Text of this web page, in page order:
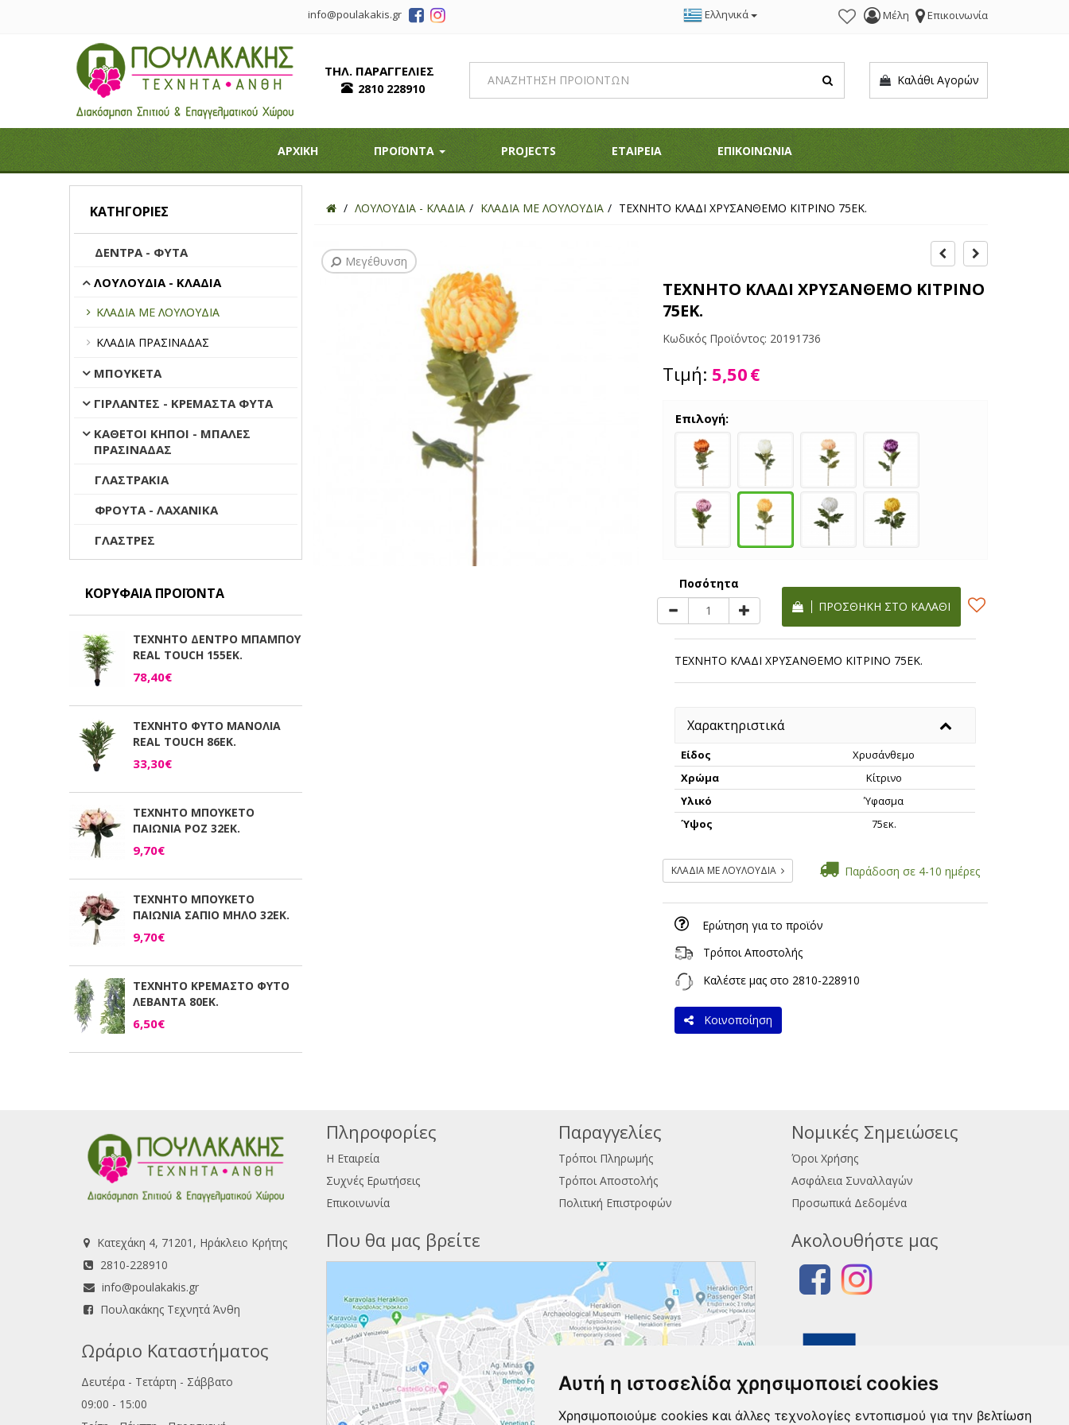
Αυτή η ιστοσελίδα χρησιμοποιεί cookies
Χρησιμοποιούμε cookies και άλλες τεχνολογίες εντοπισμού για την βελτίωση
info@poulakakis.gr Ελληνικά Μέλη Επικοινωνία
ΤΗΛ. ΠΑΡΑΓΓΕΛΙΕΣ
2810 228910
Καλάθι Αγορών
ΑΡΧΙΚΗ ΠΡΟΪΟΝΤΑ PROJECTS ΕΤΑΙΡΕΙΑ ΕΠΙΚΟΙΝΩΝΙΑ
ΚΑΤΗΓΟΡΊΕΣ
ΔΕΝΤΡΑ - ΦΥΤΑ
ΛΟΥΛΟΥΔΙΑ - ΚΛΑΔΙΑ
ΚΛΑΔΙΑ ΜΕ ΛΟΥΛΟΥΔΙΑ
ΚΛΑΔΙΑ ΠΡΑΣΙΝΑΔΑΣ
ΜΠΟΥΚΕΤΑ
ΓΙΡΛΑΝΤΕΣ - ΚΡΕΜΑΣΤΑ ΦΥΤΑ
ΚΑΘΕΤΟΙ ΚΗΠΟΙ - ΜΠΑΛΕΣ
ΠΡΑΣΙΝΑΔΑΣ
ΓΛΑΣΤΡΑΚΙΑ
ΦΡΟΥΤΑ - ΛΑΧΑΝΙΚΑ
ΓΛΑΣΤΡΕΣ
ΚΟΡΥΦΑΊΑ ΠΡΟΪΌΝΤΑ
ΤΕΧΝΗΤΟ ΔΕΝΤΡΟ ΜΠΑΜΠΟΥ
REAL TOUCH 155ΕΚ.
78,40€
ΤΕΧΝΗΤΟ ΦΥΤΟ ΜΑΝΟΛΙΑ
REAL TOUCH 86ΕΚ.
33,30€
ΤΕΧΝΗΤΟ ΜΠΟΥΚΕΤΟ
ΠΑΙΩΝΙΑ ΡΟΖ 32ΕΚ.
9,70€
ΤΕΧΝΗΤΟ ΜΠΟΥΚΕΤΟ
ΠΑΙΩΝΙΑ ΣΑΠΙΟ ΜΗΛΟ 32ΕΚ.
9,70€
ΤΕΧΝΗΤΟ ΚΡΕΜΑΣΤΟ ΦΥΤΟ
ΛΕΒΑΝΤΑ 80ΕΚ.
6,50€
ΛΟΥΛΟΥΔΙΑ - ΚΛΑΔΙΑ ΚΛΑΔΙΑ ΜΕ ΛΟΥΛΟΥΔΙΑ ΤΕΧΝΗΤΟ ΚΛΑΔΙ ΧΡΥΣΑΝΘΕΜΟ ΚΙΤΡΙΝΟ 75ΕΚ.
Μεγέθυνση
ΤΕΧΝΗΤΟ ΚΛΑΔΙ ΧΡΥΣΑΝΘΕΜΟ ΚΙΤΡΙΝΟ
75ΕΚ.
Κωδικός Προϊόντος: 20191736
Τιμή: 5,50€
Επιλογή:
Ποσότητα
ΠΡΟΣΘΉΚΗ ΣΤΟ ΚΑΛΆΘΙ
ΤΕΧΝΗΤΟ ΚΛΑΔΙ ΧΡΥΣΑΝΘΕΜΟ ΚΙΤΡΙΝΟ 75ΕΚ.
Χαρακτηριστικά
Είδος
Χρυσάνθεμο
Χρώμα
Κίτρινο
Υλικό
Ύφασμα
Ύψος
75εκ.
ΚΛΑΔΙΑ ΜΕ ΛΟΥΛΟΥΔΙΑ Παράδοση σε 4-10 ημέρες
Ερώτηση για το προϊόν
Τρόποι Αποστολής
Καλέστε μας στο 2810-228910
Κοινοποίηση
Πληροφορίες
Η Εταιρεία
Συχνές Ερωτήσεις
Επικοινωνία
Παραγγελίες
Τρόποι Πληρωμής
Τρόποι Αποστολής
Πολιτική Επιστροφών
Νομικές Σημειώσεις
Όροι Χρήσης
Ασφάλεια Συναλλαγών
Προσωπικά Δεδομένα
Κατεχάκη 4, 71201, Ηράκλειο Κρήτης
2810-228910
info@poulakakis.gr
Πουλακάκης Τεχνητά Άνθη
Ωράριο Καταστήματος
Δευτέρα - Τετάρτη - Σάββατο
09:00 - 15:00
Που θα μας βρείτε Ακολουθήστε μας